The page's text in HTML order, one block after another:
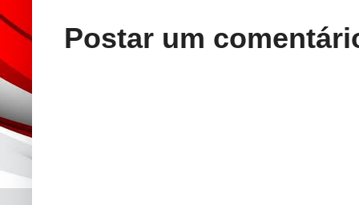
Postar um